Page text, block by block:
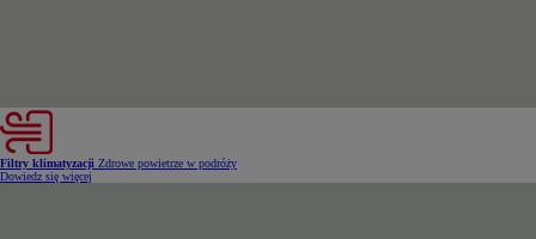
Filtry klimatyzacji Zdrowe powietrze w podróży
Dowiedz się więcej